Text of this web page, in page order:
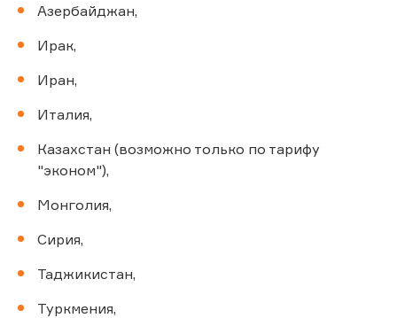
Азербайджан,
Ирак,
Иран,
Италия,
Казахстан (возможно только по тарифу
"эконом"),
Монголия,
Сирия,
Таджикистан,
Туркмения,